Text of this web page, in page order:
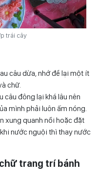
trái cây
câu dừa, nhớ để lại một ít
chữ.
câu đông lại khá lâu nên
mình phải luôn ấm nóng.
xung quanh nồi hoặc đặt
nước nguội thì thay nước
trang trí bánh